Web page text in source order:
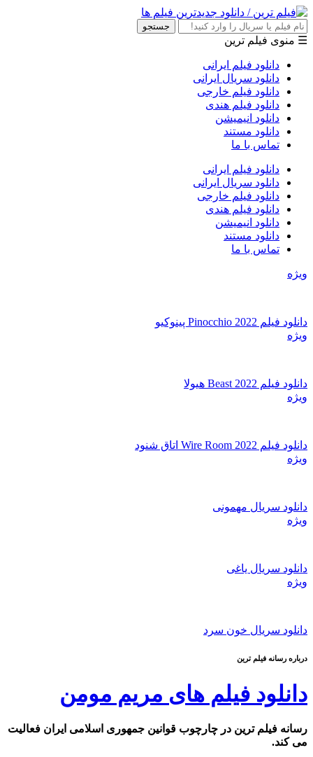
جستجو
☰ منوی فیلم ترین
دانلود فیلم ایرانی
دانلود سریال ایرانی
دانلود فیلم خارجی
دانلود فیلم هندی
دانلود انیمیشن
دانلود مستند
تماس با ما
دانلود فیلم ایرانی
دانلود سریال ایرانی
دانلود فیلم خارجی
دانلود فیلم هندی
دانلود انیمیشن
دانلود مستند
تماس با ما
ویژه
دانلود فیلم Pinocchio 2022 پینوکیو
ویژه
دانلود فیلم Beast 2022 هیولا
ویژه
دانلود فیلم Wire Room 2022 اتاق شنود
ویژه
دانلود سریال مهمونی
ویژه
دانلود سریال یاغی
ویژه
دانلود سریال خون سرد
درباره رسانه فیلم ترین
دانلود فیلم های مریم مومن
رسانه فیلم ترین در چارچوب قوانین جمهوری اسلامی ایران فعالیت
می کند.